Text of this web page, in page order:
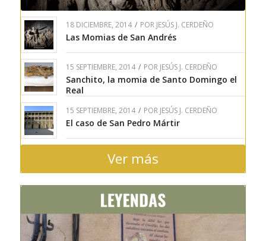
18 DICIEMBRE, 2014 / POR JESÚS J. CERDEÑO
Las Momias de San Andrés
15 SEPTIEMBRE, 2014 / POR JESÚS J. CERDEÑO
Sanchito, la momia de Santo Domingo el
Real
15 SEPTIEMBRE, 2014 / POR JESÚS J. CERDEÑO
El caso de San Pedro Mártir
Ver más